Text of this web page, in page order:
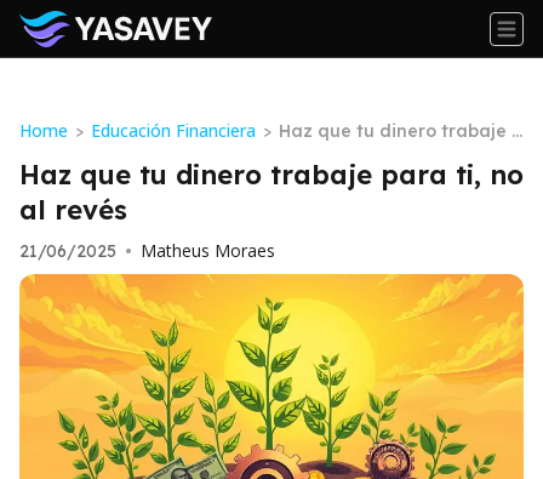
Home > Educación Financiera > Haz que tu dinero trabaje p
ara ti, no al revés
Haz que tu dinero trabaje para ti, no
al revés
21/06/2025 • Matheus Moraes